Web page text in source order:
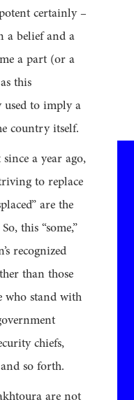
certainly –
a belief and a
a part (or a
this
to imply a
country itself.
a year ago,
to replace
are the
this “some,”
recognized
than those
who stand with
chiefs,
so forth.
are not